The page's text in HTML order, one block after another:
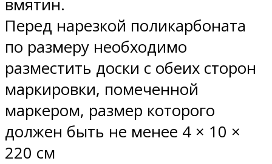
вмятин.
Перед нарезкой поликарбоната
по размеру необходимо
разместить доски с обеих сторон
маркировки, помеченной
маркером, размер которого
должен быть не менее 4 × 10 ×
220 см